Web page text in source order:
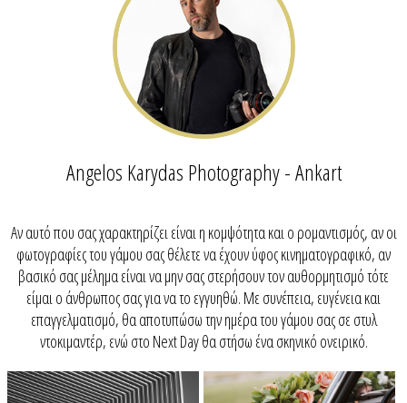
Angelos Karydas Photography - Ankart
Αν αυτό που σας χαρακτηρίζει είναι η κομψότητα και ο ρομαντισμός, αν οι
φωτογραφίες του γάμου σας θέλετε να έχουν ύφος κινηματογραφικό, αν
βασικό σας μέλημα είναι να μην σας στερήσουν τον αυθορμητισμό τότε
είμαι ο άνθρωπος σας για να το εγγυηθώ. Με συνέπεια, ευγένεια και
επαγγελματισμό, θα αποτυπώσω την ημέρα του γάμου σας σε στυλ
ντοκιμαντέρ, ενώ στο Next Day θα στήσω ένα σκηνικό ονειρικό.